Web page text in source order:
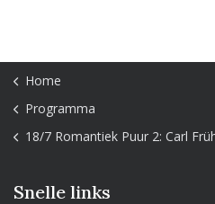
Home
Programma
18/7 Romantiek Puur 2: Carl
Snelle links